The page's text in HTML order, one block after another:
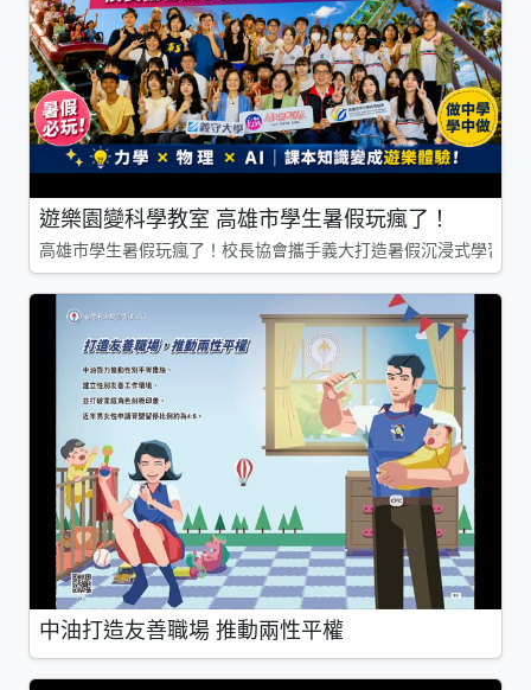
遊樂園變科學教室 高雄市學生暑假玩瘋了！
高雄市學生暑假玩瘋了！校長協會攜手義大打造暑假沉浸式學習基
中油打造友善職場 推動兩性平權